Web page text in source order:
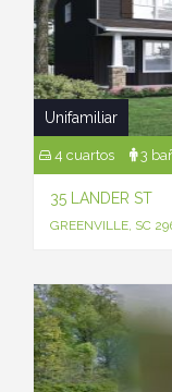
Unifamiliar
4 cuartos 3
35 LANDER ST
GREENVILLE, SC